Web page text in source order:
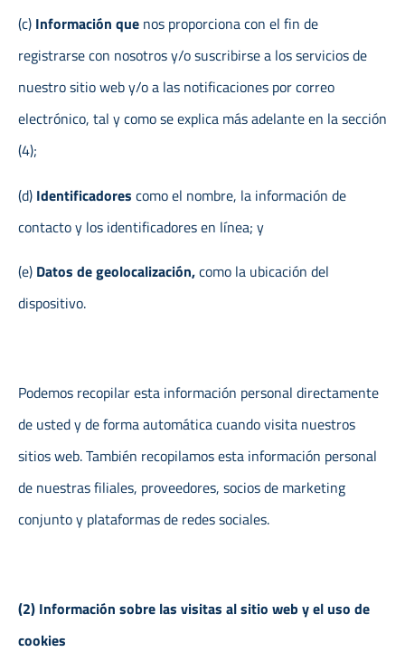
(c) Información que nos proporciona con el fin de
registrarse con nosotros y/o suscribirse a los servicios de
nuestro sitio web y/o a las notificaciones por correo
electrónico, tal y como se explica más adelante en la sección
(4);
(d) Identificadores como el nombre, la información de
contacto y los identificadores en línea; y
(e) Datos de geolocalización,como la ubicación del
dispositivo.
Podemos recopilar esta información personal directamente
de usted y de forma automática cuando visita nuestros
sitios web. También recopilamos esta información personal
de nuestras filiales, proveedores, socios de marketing
conjunto y plataformas de redes sociales.
(2) Información sobre las visitas al sitio web y el uso de
cookies